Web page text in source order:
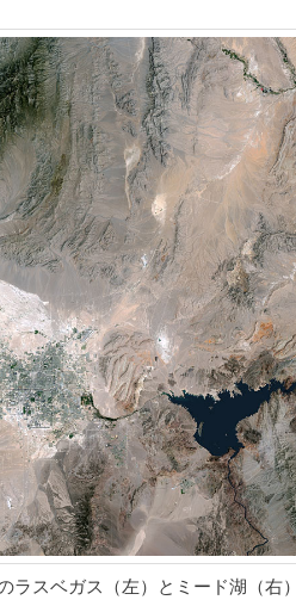
ラスベガス（左）とミード湖（右）